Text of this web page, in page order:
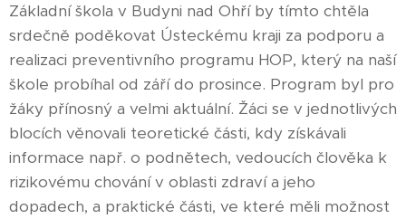
Základní škola v Budyni nad Ohří by tímto chtěla
srdečně poděkovat Ústeckému kraji za podporu a
realizaci preventivního programu HOP, který na naší
škole probíhal od září do prosince. Program byl pro
žáky přínosný a velmi aktuální. Žáci se v jednotlivých
blocích věnovali teoretické části, kdy získávali
informace např. o podnětech, vedoucích člověka k
rizikovému chování v oblasti zdraví a jeho
dopadech, a praktické části, ve které měli možnost